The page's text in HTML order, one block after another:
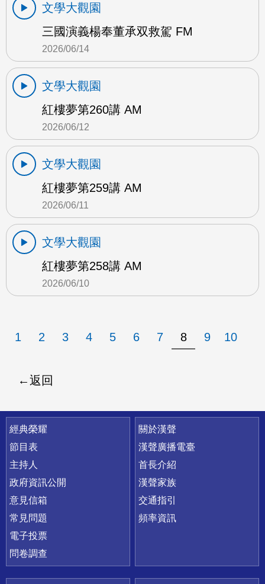
文學大觀園
三國演義楊奉董承双救駕 FM
2026/06/14
文學大觀園
紅樓夢第260講 AM
2026/06/12
文學大觀園
紅樓夢第259講 AM
2026/06/11
文學大觀園
紅樓夢第258講 AM
2026/06/10
1 2 3 4 5 6 7 8 9 10
返回
快速連結
經典榮耀
節目表
主持人
政府資訊公開
意見信箱
常見問題
電子投票
問卷調查
關於漢聲
漢聲廣播電臺
首長介紹
漢聲家族
交通指引
頻率資訊